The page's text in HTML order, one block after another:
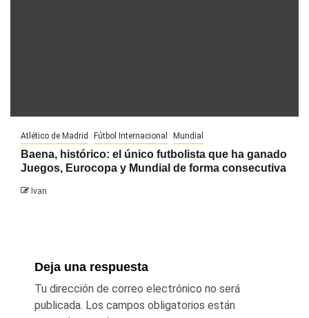
Atlético de Madrid Fútbol Internacional Mundial
Baena, histórico: el único futbolista que ha ganado
Juegos, Eurocopa y Mundial de forma consecutiva
Ivan
Deja una respuesta
Tu dirección de correo electrónico no será
publicada. Los campos obligatorios están